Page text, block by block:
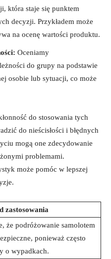
która staje się punktem
decyzji. Przykładem może
na ocenę wartości produktu.
Oceniamy
do grupy na podstawie
osobie lub sytuacji, co może
do stosowania tych
do nieścisłości i błędnych
mogą one zdecydowanie
problemami.
może pomóc w lepszej
zastosowania
że podróżowanie samolotem
ponieważ często
o wypadkach.